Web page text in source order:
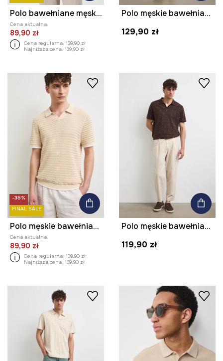
Polo bawełniane męskie z fakturą kolor beżowy
Cena aktualna:
89,90 zł
Cena regularna: 139,90 zł
Najniższa cena: 139,90 zł
Polo męskie bawełniane z haftem
129,90 zł
-35%
FINAL SALE
Polo męskie bawełniane
Cena aktualna:
89,90 zł
Cena regularna: 139,90 zł
Najniższa cena: 139,90 zł
Polo męskie bawełniane z elastanem
119,90 zł